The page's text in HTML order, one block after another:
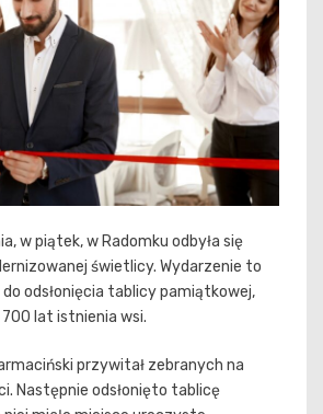
w piątek, w Radomku odbyła się
świetlicy. Wydarzenie to
do odsłonięcia tablicy pamiątkowej,
lat istnienia wsi.
przywitał zebranych na
Następnie odsłonięto tablicę